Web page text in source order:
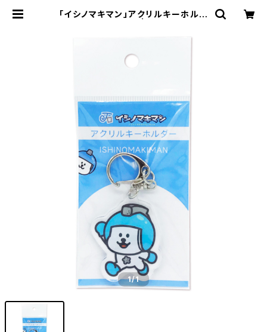
「イシノマキマン」アクリルキーホルダ
1/1